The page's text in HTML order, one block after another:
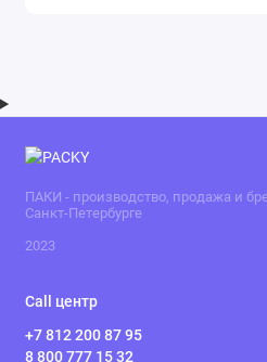
ПАКИ - производство, продажа и
Санкт-Петербурге
2023
Call центр
+7 812 200 87 95
8 800 777 15 32